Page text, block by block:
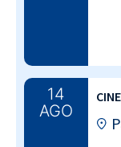
14
AGO